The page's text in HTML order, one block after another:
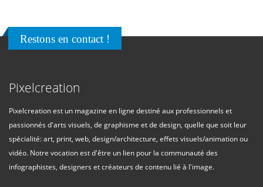
Restons en contact !
Pixelcreation
Pixelcreation est un magazine en ligne destiné aux professionnels et
passionnés d'arts visuels, de graphisme et de design, quelle que soit leur
spécialité: art, print, web, design/architecture, effets visuels/animation ou
vidéo. Notre vocation est d'être un lien pour la communauté des
infographistes, designers et créateurs de contenu lié à l'image.